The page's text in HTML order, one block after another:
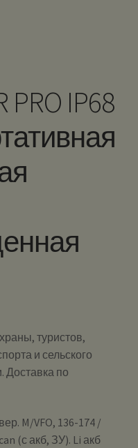
PRO IP68
туристов,
и сельского
Доставка по
M/VFO, 136-174 /
(с акб, ЗУ). Li акб